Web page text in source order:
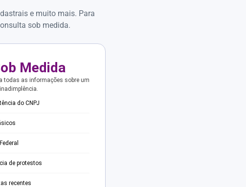
e muito mais. Para
sob medida.
Medida
todas as informações sobre um
do CNPJ
de protestos
recentes